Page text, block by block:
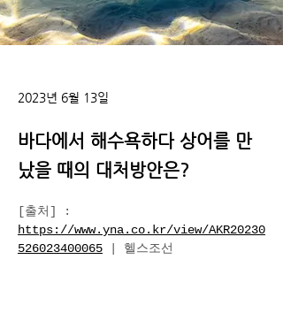
2023년 6월 13일
바다에서 해수욕하다 상어를 만
났을 때의 대처방안은?
[출처]
:
https://www.yna.co.kr/view/AKR20230
526023400065 | 헬스조선